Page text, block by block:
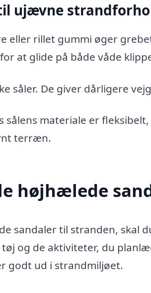
ujævne
eller rillet gummi øger
at glide på både våde
såler. De giver dårligere
sålens materiale er
terræn.
højhælede
sandaler til stranden, skal
og de aktiviteter, du
godt ud i strandmiljøet.